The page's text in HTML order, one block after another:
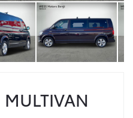
MULTIVAN